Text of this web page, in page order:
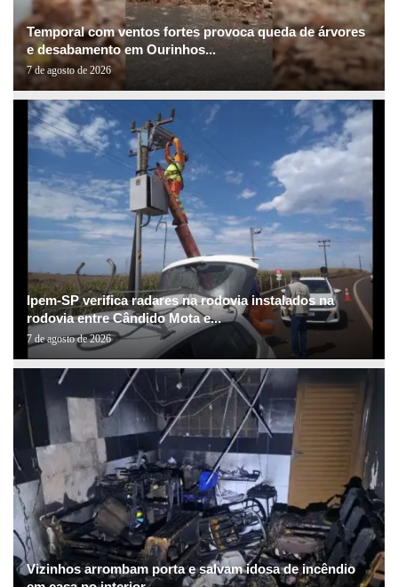
Temporal com ventos fortes provoca queda de árvores
e desabamento em Ourinhos...
7 de agosto de 2026
Ipem-SP verifica radares na rodovia instalados na
rodovia entre Cândido Mota e...
7 de agosto de 2026
Vizinhos arrombam porta e salvam idosa de incêndio